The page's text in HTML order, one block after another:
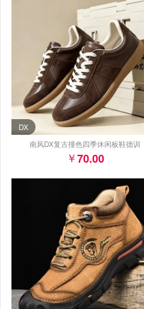
DX
南风DX复古撞色四季休闲板鞋德训
70.00